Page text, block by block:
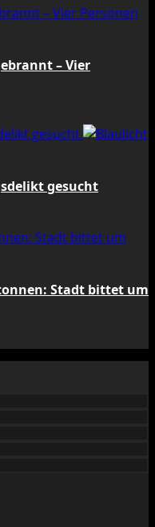
– Vier Personen
– Vier
gesucht
gesucht
Stadt bittet um
Stadt bittet um